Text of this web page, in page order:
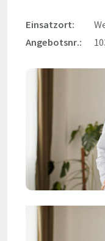
Einsatzort:
Angebotsnr.: